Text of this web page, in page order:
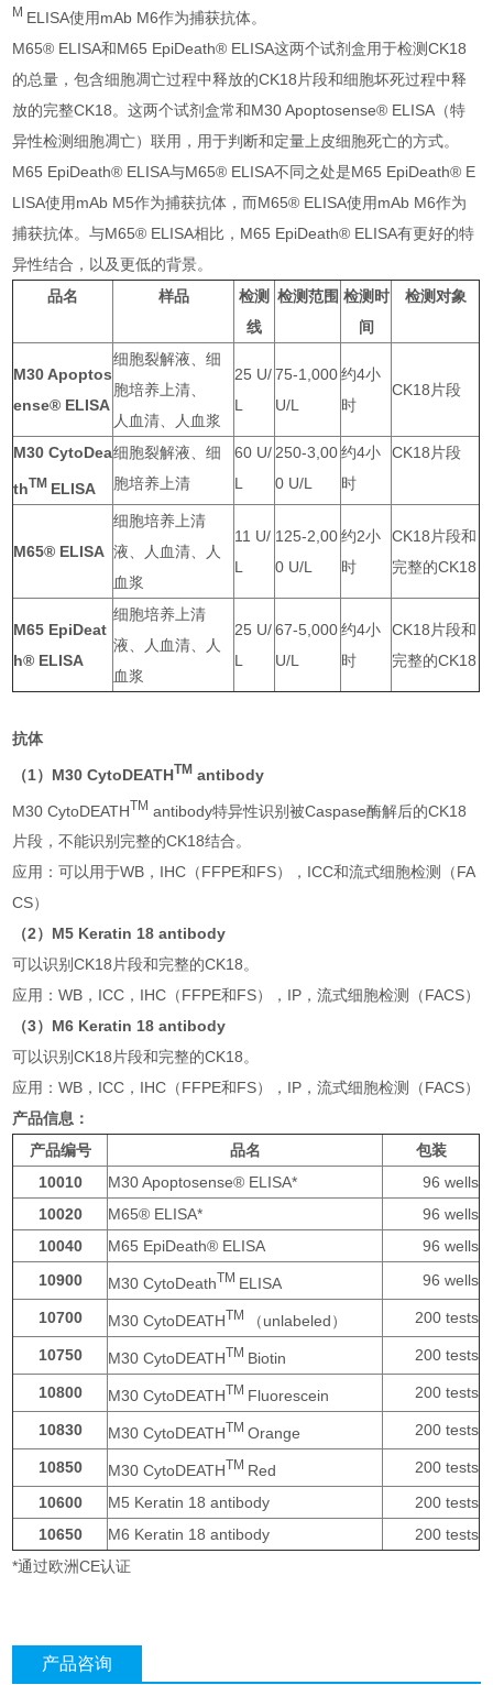
M ELISA使用mAb M6作为捕获抗体。
M65® ELISA和M65 EpiDeath® ELISA这两个试剂盒用于检测CK18
的总量，包含细胞凋亡过程中释放的CK18片段和细胞坏死过程中释
放的完整CK18。这两个试剂盒常和M30 Apoptosense® ELISA（特
异性检测细胞凋亡）联用，用于判断和定量上皮细胞死亡的方式。
M65 EpiDeath® ELISA与M65® ELISA不同之处是M65 EpiDeath® E
LISA使用mAb M5作为捕获抗体，而M65® ELISA使用mAb M6作为
捕获抗体。与M65® ELISA相比，M65 EpiDeath® ELISA有更好的特
异性结合，以及更低的背景。
品名
样品
检测
线
检测范围 检测时
间
检测对象
M30 Apoptos
ense® ELISA
细胞裂解液、细
胞培养上清、
人血清、人血浆
25 U/
L
75-1,000
U/L
约4小
时
CK18片段
M30 CytoDea
thTM ELISA
细胞裂解液、细
胞培养上清
60 U/
L
250-3,00
0 U/L
约4小
时
CK18片段
M65® ELISA
细胞培养上清
液、人血清、人
血浆
11 U/
L
125-2,00
0 U/L
约2小
时
CK18片段和
完整的CK18
M65 EpiDeat
h® ELISA
细胞培养上清
液、人血清、人
血浆
25 U/
L
67-5,000
U/L
约4小
时
CK18片段和
完整的CK18
抗体
（1） M30 CytoDEATHTM antibody
M30 CytoDEATHTM antibody特异性识别被Caspase酶解后的CK18
片段，不能识别完整的CK18结合。
应用：可以用于WB，IHC（FFPE和FS），ICC和流式细胞检测（FA
CS）
（2）M5 Keratin 18 antibody
可以识别CK18片段和完整的CK18。
应用：WB，ICC，IHC（FFPE和FS），IP，流式细胞检测（FACS）
（3）M6 Keratin 18 antibody
可以识别CK18片段和完整的CK18。
应用：WB，ICC，IHC（FFPE和FS），IP，流式细胞检测（FACS）
产品信息：
产品编号
品名
包装
10010
M30 Apoptosense® ELISA*
96 wells
10020
M65® ELISA*
96 wells
10040
M65 EpiDeath® ELISA
96 wells
10900
M30 CytoDeathTM ELISA 96 wells
10700 M30 CytoDEATHTM （unlabeled） 200 tests
10750 M30 CytoDEATHTM Biotin 200 tests
10800 M30 CytoDEATHTM Fluorescein 200 tests
10830 M30 CytoDEATHTM Orange 200 tests
10850 M30 CytoDEATHTM Red
200 tests
10600
M5 Keratin 18 antibody
200 tests
10650
M6 Keratin 18 antibody
200 tests
*通过欧洲CE认证
产品咨询